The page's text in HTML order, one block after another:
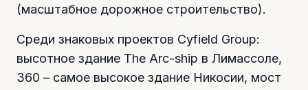
(масштабное дорожное строительство).
Среди знаковых проектов Cyfield Group:
высотное здание The Arc-ship в Лимассоле,
360 – самое высокое здание Никосии, мост